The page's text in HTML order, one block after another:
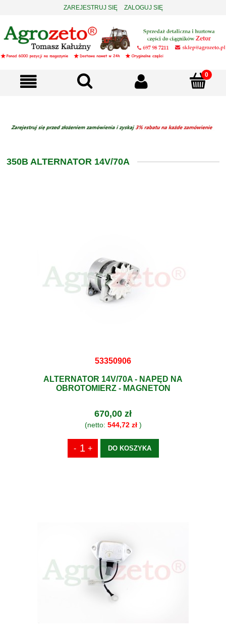
ZAREJESTRUJ SIĘ ZALOGUJ SIĘ
350B ALTERNATOR 14V/70A
53350906
ALTERNATOR 14V/70A - NAPĘD NA
OBROTOMIERZ - MAGNETON
670,00 zł
(netto: 544,72 zł)
DO KOSZYKA